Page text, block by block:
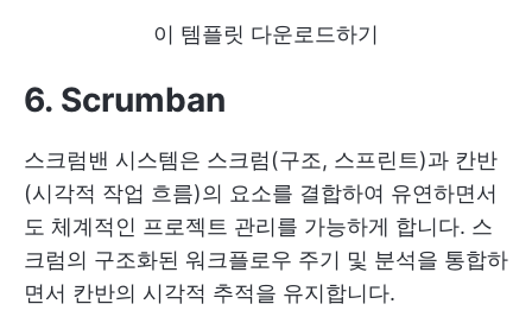
이 템플릿 다운로드하기
6. Scrumban
스크럼밴 시스템은 스크럼(구조, 스프린트)과 칸반
(시각적 작업 흐름)의 요소를 결합하여 유연하면서
도 체계적인 프로젝트 관리를 가능하게 합니다. 스
크럼의 구조화된 워크플로우 주기 및 분석을 통합하
면서 칸반의 시각적 추적을 유지합니다.